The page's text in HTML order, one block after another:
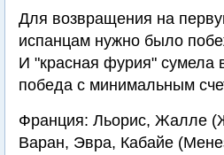
Для возвращения на
испанцам нужно было
И "красная фурия" сумела
победа с минимальным
Франция: Льорис, Жалле
Варан, Эвра, Кабайе